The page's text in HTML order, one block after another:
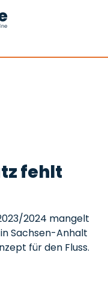
fehlt
2024 mangelt
Sachsen-Anhalt
für den Fluss.